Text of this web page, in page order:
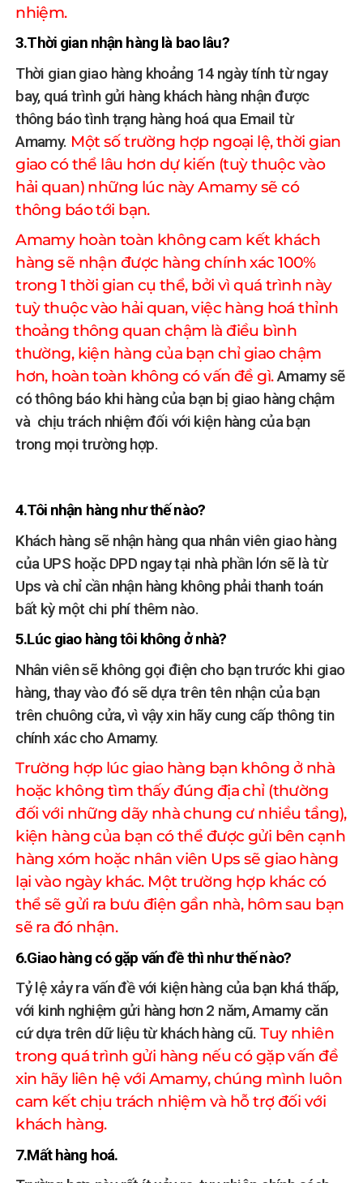
nhiệm.
3.Thời gian nhận hàng là bao lâu?
Thời gian giao hàng khoảng 14 ngày tính từ ngay
bay, quá trình gửi hàng khách hàng nhận được
thông báo tình trạng hàng hoá qua Email từ
Amamy. Một số trường hợp ngoại lệ, thời gian
giao có thể lâu hơn dự kiến (tuỳ thuộc vào
hải quan) những lúc này Amamy sẽ có
thông báo tới bạn.
Amamy hoàn toàn không cam kết khách
hàng sẽ nhận được hàng chính xác 100%
trong 1 thời gian cụ thể, bởi vì quá trình này
tuỳ thuộc vào hải quan, việc hàng hoá thỉnh
thoảng thông quan chậm là điều bình
thường, kiện hàng của bạn chỉ giao chậm
hơn, hoàn toàn không có vấn đề gì.Amamy sẽ
có thông báo khi hàng của bạn bị giao hàng chậm
và chịu trách nhiệm đối với kiện hàng của bạn
trong mọi trường hợp.
4.Tôi nhận hàng như thế nào?
Khách hàng sẽ nhận hàng qua nhân viên giao hàng
của UPS hoặc DPD ngay tại nhà phần lớn sẽ là từ
Ups và chỉ cần nhận hàng không phải thanh toán
bất kỳ một chi phí thêm nào.
5.Lúc giao hàng tôi không ở nhà?
Nhân viên sẽ không gọi điện cho bạn trước khi giao
hàng, thay vào đó sẽ dựa trên tên nhận của bạn
trên chuông cửa, vì vậy xin hãy cung cấp thông tin
chính xác cho Amamy.
Trường hợp lúc giao hàng bạn không ở nhà
hoặc không tìm thấy đúng địa chỉ (thường
đối với những dãy nhà chung cư nhiều tầng),
kiện hàng của bạn có thể được gửi bên cạnh
hàng xóm hoặc nhân viên Ups sẽ giao hàng
lại vào ngày khác. Một trường hợp khác có
thể sẽ gửi ra bưu điện gần nhà, hôm sau bạn
sẽ ra đó nhận.
6.Giao hàng có gặp vấn đề thì như thế nào?
Tỷ lệ xảy ra vấn đề với kiện hàng của bạn khá thấp,
với kinh nghiệm gửi hàng hơn 2 năm, Amamy căn
cứ dựa trên dữ liệu từ khách hàng cũ. Tuy nhiên
trong quá trình gửi hàng nếu có gặp vấn đề
xin hãy liên hệ với Amamy, chúng mình luôn
cam kết chịu trách nhiệm và hỗ trợ đối với
khách hàng.
7.Mất hàng hoá.